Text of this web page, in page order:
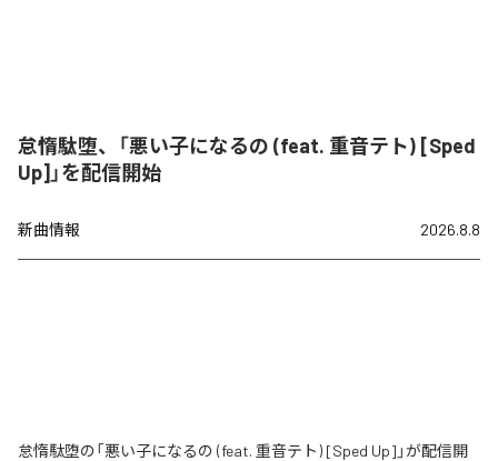
怠惰駄堕、「悪い子になるの (feat. 重音テト) [Sped
Up]」を配信開始
新曲情報 2026.8.8
怠惰駄堕の「悪い子になるの (feat. 重音テト) [Sped Up]」が配信開